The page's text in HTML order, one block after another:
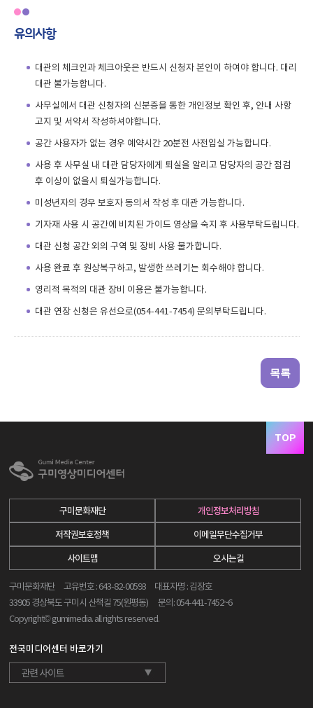
유의사항
대관의 체크인과 체크아웃은 반드시 신청자 본인이 하여야 합니다. 대리
대관 불가능합니다.
사무실에서 대관 신청자의 신분증을 통한 개인정보 확인 후, 안내 사항
고지 및 서약서 작성하셔야합니다.
공간 사용자가 없는 경우 예약시간 20분전 사전입실 가능합니다.
사용 후 사무실 내 대관 담당자에게 퇴실을 알리고 담당자의 공간 점검
후 이상이 없을시 퇴실가능합니다.
미성년자의 경우 보호자 동의서 작성 후 대관 가능합니다.
기자재 사용 시 공간에 비치된 가이드 영상을 숙지 후 사용부탁드립니다.
대관 신청 공간 외의 구역 및 장비 사용 불가합니다.
사용 완료 후 원상복구하고, 발생한 쓰레기는 회수해야 합니다.
영리적 목적의 대관 장비 이용은 불가능합니다.
대관 연장 신청은 유선으로(054-441-7454) 문의부탁드립니다.
목록
구미문화재단
개인정보처리방침
저작권보호정책
이메일무단수집거부
사이트맵
오시는길
구미문화재단 고유번호 : 643-82-00593 대표자명 : 김장호
33905 경상북도 구미시 산책길 75(원평동)
문의: 054-441-7452~6
Copyright© gumimedia. all rights reserved.
전국미디어센터 바로가기
TOP